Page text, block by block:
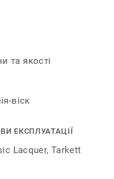
та якості
віск
ЕКСПЛУАТАЦІЇ
Lacquer, Tarkett